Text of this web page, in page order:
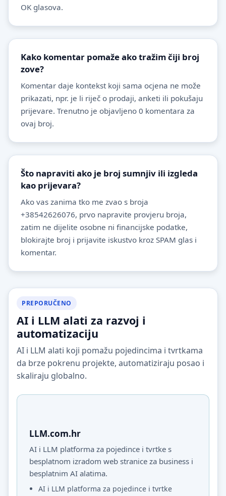
OK glasova.
Kako komentar pomaže ako tražim čiji broj
zove?
Komentar daje kontekst koji sama ocjena ne može
prikazati, npr. je li riječ o prodaji, anketi ili pokušaju
prijevare. Trenutno je objavljeno 0 komentara za
ovaj broj.
Što napraviti ako je broj sumnjiv ili izgleda
kao prijevara?
Ako vas zanima tko me zvao s broja
+38542626076, prvo napravite provjeru broja,
zatim ne dijelite osobne ni financijske podatke,
blokirajte broj i prijavite iskustvo kroz SPAM glas i
komentar.
PREPORUČENO
AI i LLM alati za razvoj i
automatizaciju
AI i LLM alati koji pomažu pojedincima i tvrtkama
da brze pokrenu projekte, automatiziraju posao i
skaliraju globalno.
LLM.com.hr
AI i LLM platforma za pojedince i tvrtke s
besplatnom izradom web stranice za business i
besplatnim AI alatima.
AI i LLM platforma za pojedince i tvrtke